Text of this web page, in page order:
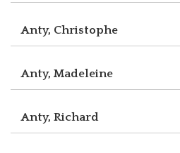
Anty, Christophe
Anty, Madeleine
Anty, Richard